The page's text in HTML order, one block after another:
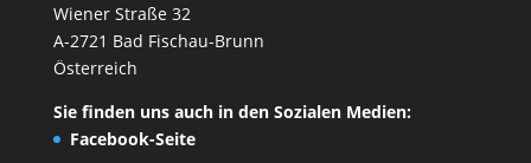
Wiener Straße 32
A-2721 Bad Fischau-Brunn
Österreich
Sie finden uns auch in den Sozialen Medien:
Facebook-Seite